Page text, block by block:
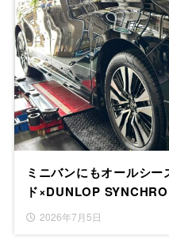
ミニバンにもオールシ
ド×DUNLOP
2026年7月5日